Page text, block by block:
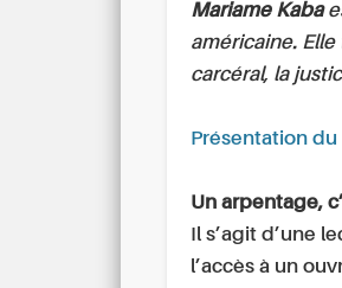
Mariame Kaba
américaine.
carcéral, la
Présentation
Un arpentage,
Il s’agit d’une
l’accès à un